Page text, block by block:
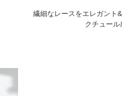
繊細なレースをエレガント
クチュール